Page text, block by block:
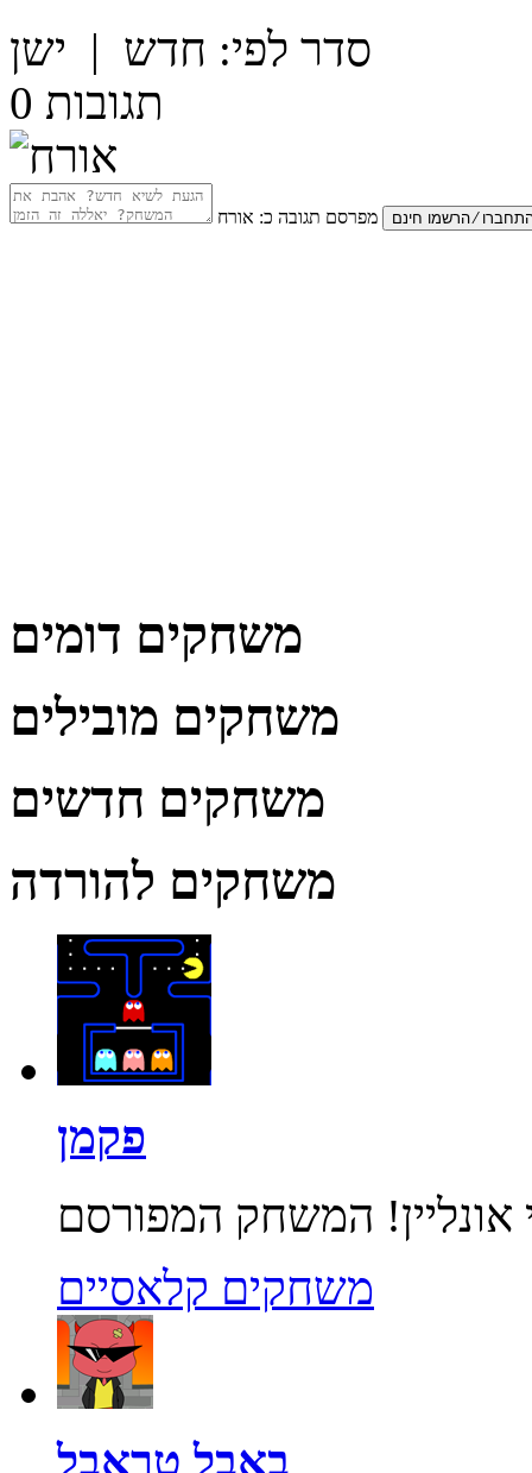
סדר לפי: חדש | ישן
0 תגובות
מפרסם תגובה כ: אורח
משחקים דומים
משחקים מובילים
משחקים חדשים
משחקים להורדה
פקמן
משחקים קלאסיים
באבל טראבל